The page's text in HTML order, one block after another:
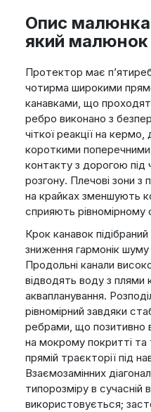
Опис малюнка
який
Протектор має
чотирма широкими
канавками, що
ребро виконано з
чіткої реакції на
короткими поперечними
контакту з дорогою під
розгону. Плечові зони
на крайках зменшують
сприяють рівномірному
Крок канавок
зниження гармонік
Продольні канали
відводять воду з
аквапланування.
рівномірний завдяки
ребрами, що позитивно
на мокрому покритті та
прямій траєкторії під
Взаємозамінних
типорозміру в сучасній
використовується;